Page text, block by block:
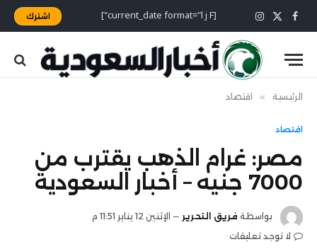
فيسبوك
X
(Twitter)
الانستغرام [current_date format="l j F"] اشترك
الرئيسية » اقتصاد
اقتصاد
مصر: غرام الذهب يقترب من
7000 جنيه – أخبار السعودية
بواسطة فريق التحرير
الإثنين 12 يناير 11:51 م
لا توجد تعليقات